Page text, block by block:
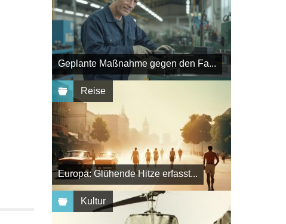
Geplante Maßnahme gegen den Fa...
Reise
Europa: Glühende Hitze erfasst...
Kultur